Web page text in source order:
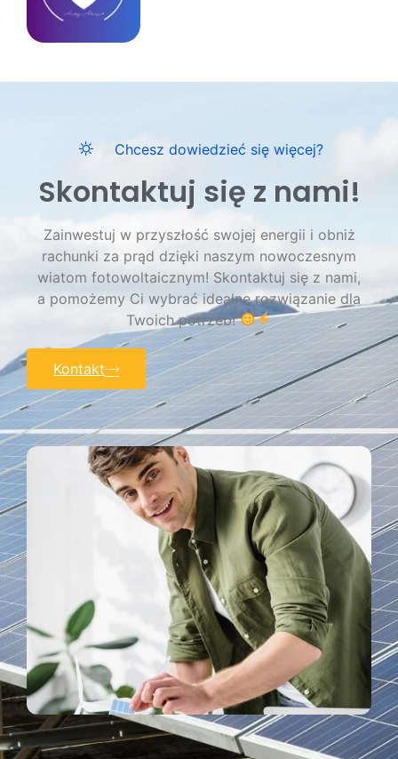
Chcesz dowiedzieć się więcej?
Skontaktuj się z nami!
Zainwestuj w przyszłość swojej energii i obniż
rachunki za prąd dzięki naszym nowoczesnym
wiatom fotowoltaicznym! Skontaktuj się z nami,
a pomożemy Ci wybrać idealne rozwiązanie dla
Twoich potrzeb!
Kontakt